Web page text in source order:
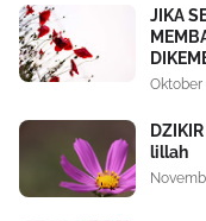
JIKA
Oktober
lillah